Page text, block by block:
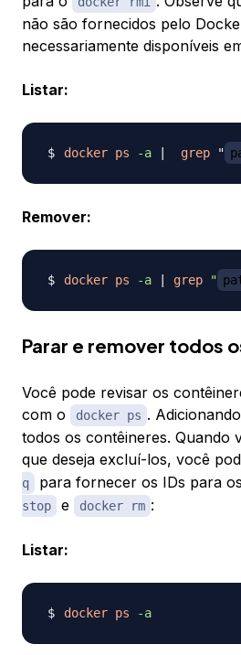
não são fornecidos pelo
necessariamente disponíveis
Listar:
docker ps -a grep "
Remover:
docker ps -a grep "
Parar e remover todos
Você pode revisar os
com o
docker ps .
todos os contêineres. Quando
que deseja excluí-los, você
q
para fornecer os IDs para
stop
e docker rm :
Listar:
docker ps -a